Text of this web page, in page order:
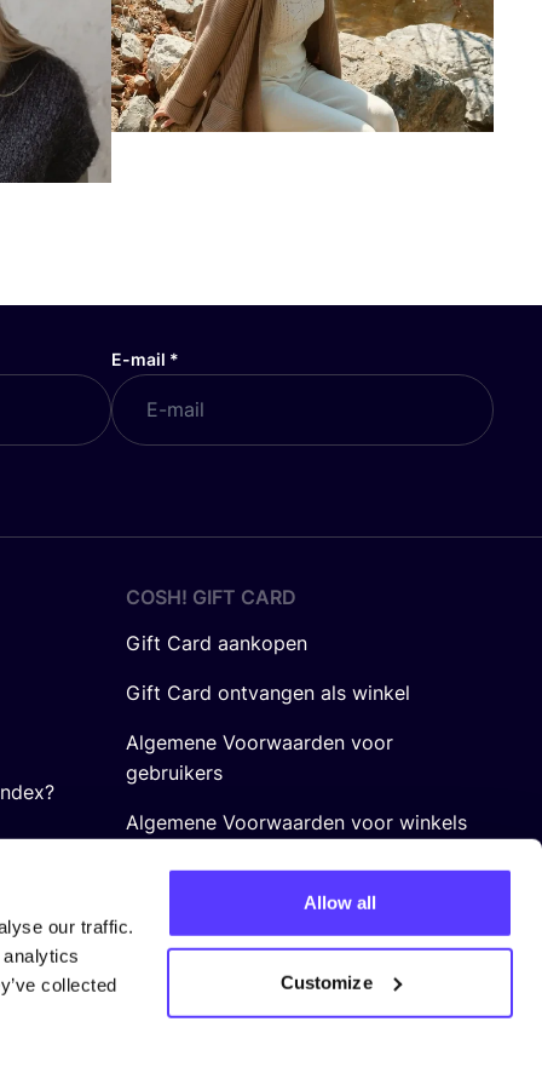
our traffic.
collected
Allow all
Customize
E-mail *
COSH! GIFT CARD
Gift Card aankopen
Gift Card ontvangen als winkel
Algemene Voorwaarden voor
gebruikers
Algemene Voorwaarden voor winkels